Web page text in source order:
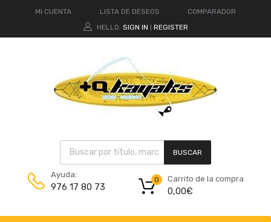
MI CUENTA LISTA DE DESEOS
COMPARADOR
HELLO. SIGN IN REGISTER
BUSCAR
Ayuda:
976 17 80 73
Carrito de la compra
0,00€
0